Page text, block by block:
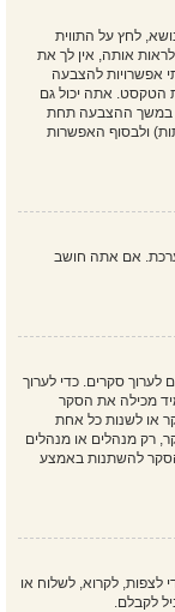
לחץ על התווית
אותה, אין לך את
אפשרויות להצבעה
הטקסט. אתה יכול גם
במשך ההצבעה תחת
זמן הגבלה לסקר בימים (0 לצמיתות) ולבסוף האפשרות
אם אתה חושב
לערוך סקרים. כדי לערוך
מכילה את הסקר
או לשנות כל אחת
רק מנהלים או מנהלים
הסקר להשתנות באמצע
לצפות, לקרוא, לשלוח או
לקבלם.